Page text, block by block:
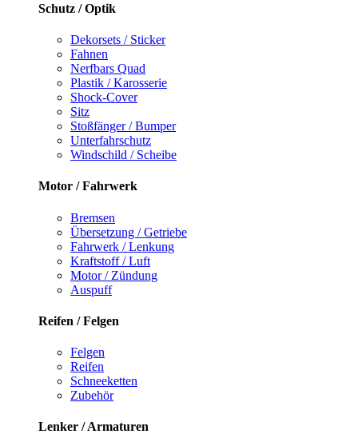
Schutz / Optik
Dekorsets / Sticker
Fahnen
Nerfbars Quad
Plastik / Karosserie
Shock-Cover
Sitz
Stoßfänger / Bumper
Unterfahrschutz
Windschild / Scheibe
Motor / Fahrwerk
Bremsen
Übersetzung / Getriebe
Fahrwerk / Lenkung
Kraftstoff / Luft
Motor / Zündung
Auspuff
Reifen / Felgen
Felgen
Reifen
Schneeketten
Zubehör
Lenker / Armaturen